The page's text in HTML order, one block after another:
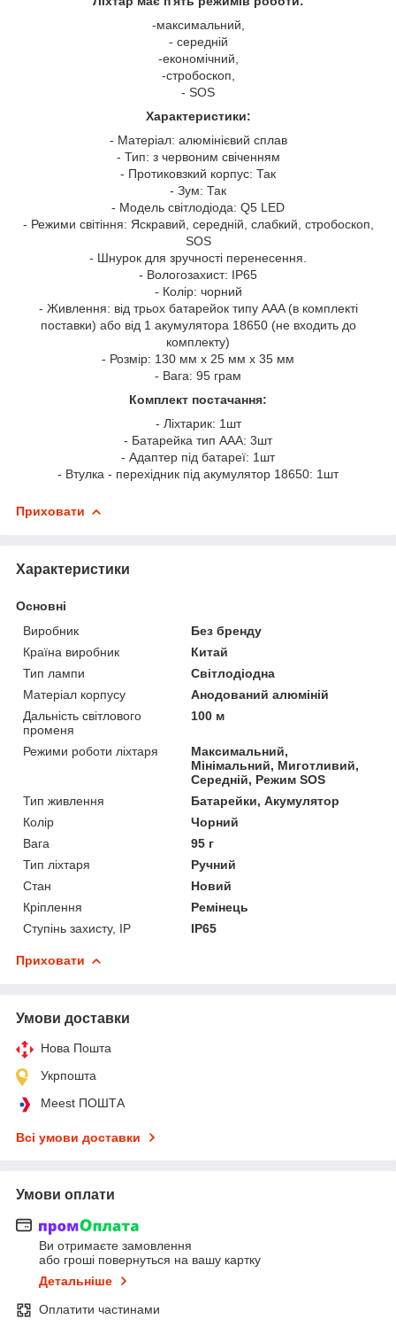
-максимальний,
- середній
-економічний,
-стробоскоп,
- SOS
Характеристики:
- Матеріал: алюмінієвий сплав
- Тип: з червоним свіченням
- Протиковзкий корпус: Так
- Зум: Так
- Модель світлодіода: Q5 LED
- Режими світіння: Яскравий, середній, слабкий, стробоскоп,
SOS
- Шнурок для зручності перенесення.
- Вологозахист: IP65
- Колір: чорний
- Живлення: від трьох батарейок типу AAA (в комплекті
поставки) або від 1 акумулятора 18650 (не входить до
комплекту)
- Розмір: 130 мм х 25 мм х 35 мм
- Вага: 95 грам
Комплект постачання:
- Ліхтарик: 1шт
- Батарейка тип ААА: 3шт
- Адаптер під батареї: 1шт
- Втулка - перехідник під акумулятор 18650: 1шт
Приховати
Характеристики
Основні
Виробник
Без бренду
Країна виробник
Китай
Тип лампи
Світлодіодна
Матеріал корпусу
Анодований алюміній
Дальність світлового
променя
100 м
Режими роботи ліхтаря
Максимальний,
Мінімальний, Миготливий,
Середній, Режим SOS
Тип живлення
Батарейки, Акумулятор
Колір
Чорний
Вага
95 г
Тип ліхтаря
Ручний
Стан
Новий
Кріплення
Ремінець
Ступінь захисту, IP
IP65
Приховати
Умови доставки
Нова Пошта
Укрпошта
Meest ПОШТА
Всі умови доставки
Умови оплати
Ви отримаєте замовлення
або гроші повернуться на вашу картку
Детальніше
Оплатити частинами